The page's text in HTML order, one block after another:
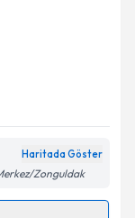
randevu
e-posta ile
belirtilen
Haritada Göster
Zonguldak